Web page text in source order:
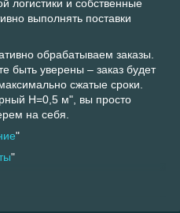
логистики и собственные
выполнять поставки
обрабатываем заказы.
быть уверены – заказ будет
сжатые сроки.
H=0,5 м", вы просто
на себя.
"
"